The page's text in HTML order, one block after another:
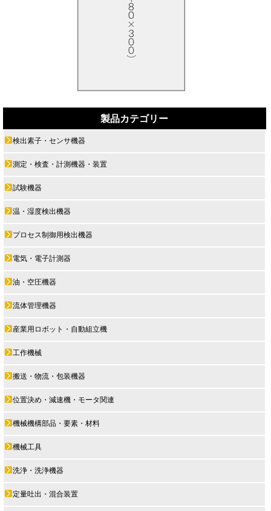
製品カテゴリー
検出素子・センサ機器
測定・検査・計測機器・装置
試験機器
温・湿度検出機器
プロセス制御用検出機器
電気・電子計測器
油・空圧機器
流体管理機器
産業用ロボット・自動組立機
工作機械
搬送・物流・包装機器
位置決め・減速機・モータ関連
機械機構部品・要素・材料
機械工具
洗浄・洗浄機器
定量吐出・混合装置